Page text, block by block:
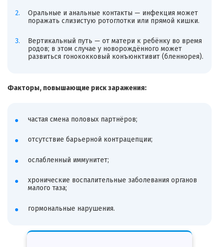
Оральные и анальные контакты — инфекция может
поражать слизистую ротоглотки или прямой кишки.
Вертикальный путь — от матери к ребёнку во время
родов; в этом случае у новорождённого может
развиться гонококковый конъюнктивит (бленнорея).
Факторы, повышающие риск заражения:
частая смена половых партнёров;
отсутствие барьерной контрацепции;
ослабленный иммунитет;
хронические воспалительные заболевания органов
малого таза;
гормональные нарушения.